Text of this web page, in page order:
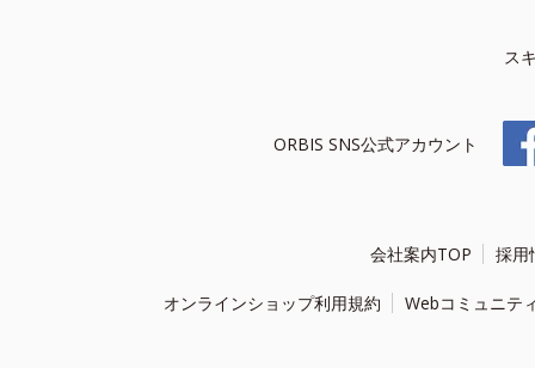
ス
ORBIS SNS公式アカウント
会社案内TOP 採用
オンラインショップ利用規約 Webコミュニテ